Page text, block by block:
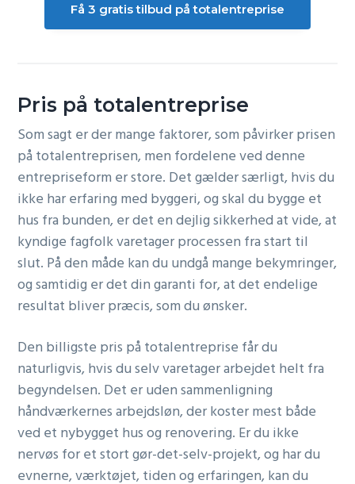
Få 3 gratis tilbud på totalentreprise
Pris på totalentreprise
Som sagt er der mange faktorer, som påvirker prisen
på totalentreprisen, men fordelene ved denne
entrepriseform er store. Det gælder særligt, hvis du
ikke har erfaring med byggeri, og skal du bygge et
hus fra bunden, er det en dejlig sikkerhed at vide, at
kyndige fagfolk varetager processen fra start til
slut. På den måde kan du undgå mange bekymringer,
og samtidig er det din garanti for, at det endelige
resultat bliver præcis, som du ønsker.
Den billigste pris på totalentreprise får du
naturligvis, hvis du selv varetager arbejdet helt fra
begyndelsen. Det er uden sammenligning
håndværkernes arbejdsløn, der koster mest både
ved et nybygget hus og renovering. Er du ikke
nervøs for et stort gør-det-selv-projekt, og har du
evnerne, værktøjet, tiden og erfaringen, kan du